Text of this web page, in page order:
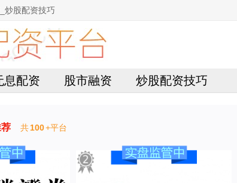
炒股配资技巧
息配资 股市融资 炒股配资技巧
共100+平台